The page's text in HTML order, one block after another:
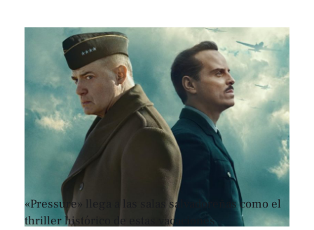
«Pressure» llega a las salas salvadoreñas como el
thriller histórico de estas vacaciones